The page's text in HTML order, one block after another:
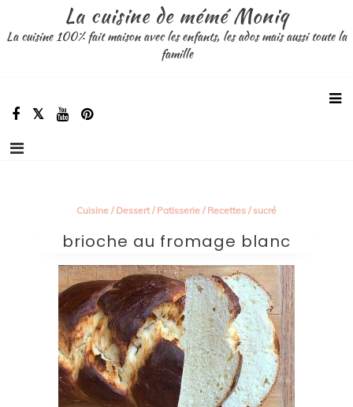
contenu
La cuisine de mémé Moniq
La cuisine 100% fait maison avec les enfants, les ados mais aussi toute la
famille
Cuisine/ Dessert/ Patisserie/ Recettes/ sucré
brioche au fromage blanc